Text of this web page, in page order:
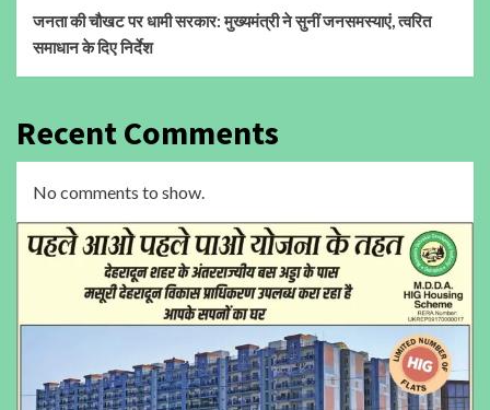
जनता की चौखट पर धामी सरकार: मुख्यमंत्री ने सुनीं जनसमस्याएं, त्वरित
समाधान के दिए निर्देश
Recent Comments
No comments to show.